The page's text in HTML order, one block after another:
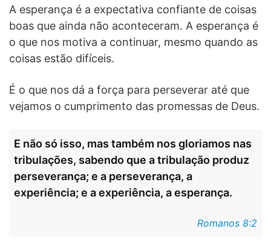
A esperança é a expectativa confiante de coisas
boas que ainda não aconteceram. A esperança é
o que nos motiva a continuar, mesmo quando as
coisas estão difíceis.
É o que nos dá a força para perseverar até que
vejamos o cumprimento das promessas de Deus.
E não só isso, mas também nos gloriamos nas
tribulações, sabendo que a tribulação produz
perseverança; e a perseverança, a
experiência; e a experiência, a esperança.
Romanos 8:2